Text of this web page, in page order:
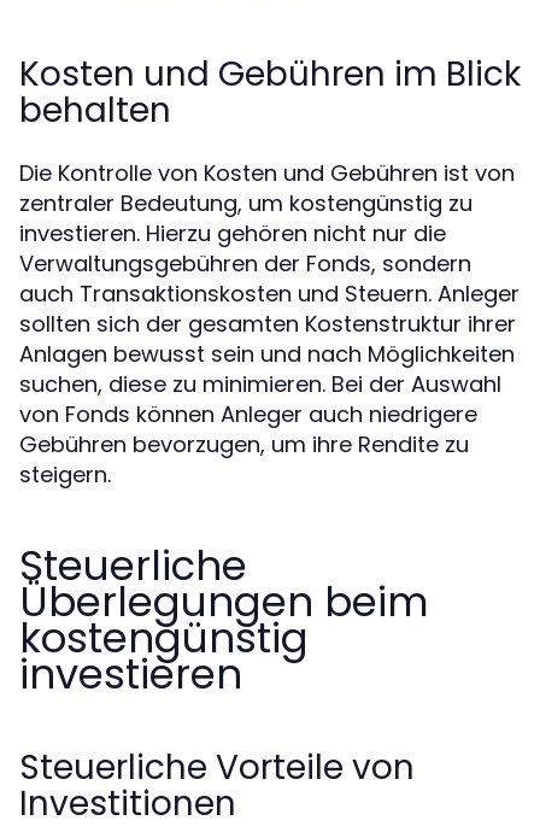
Kosten und Gebühren im Blick
behalten
Die Kontrolle von Kosten und Gebühren ist von
zentraler Bedeutung, um kostengünstig zu
investieren. Hierzu gehören nicht nur die
Verwaltungsgebühren der Fonds, sondern
auch Transaktionskosten und Steuern. Anleger
sollten sich der gesamten Kostenstruktur ihrer
Anlagen bewusst sein und nach Möglichkeiten
suchen, diese zu minimieren. Bei der Auswahl
von Fonds können Anleger auch niedrigere
Gebühren bevorzugen, um ihre Rendite zu
steigern.
Steuerliche
Überlegungen beim
kostengünstig
investieren
Steuerliche Vorteile von
Investitionen